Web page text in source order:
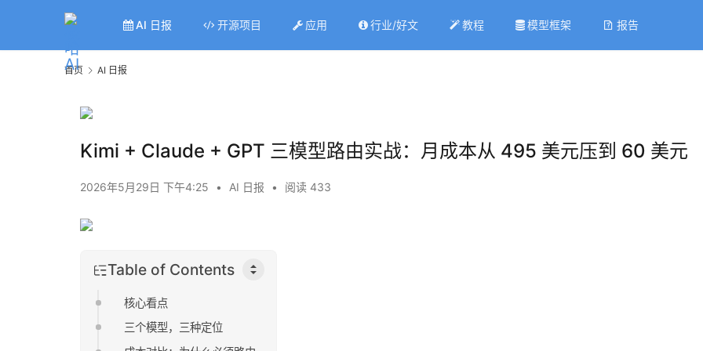
AI 日报 开源项目 应用 行业/好文 教程 模型框架 报告
首页 AI 日报
Kimi + Claude + GPT 三模型路由实战：月成本从 495 美元压到 60 美元
2026年5月29日 下午4:25 • AI 日报 • 阅读 433
Table of Contents
核心看点
三个模型，三种定位